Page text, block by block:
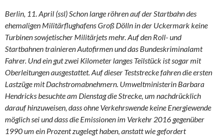
Berlin, 11. April (ssl) Schon lange röhren auf der Startbahn des
ehemaligen Militärflughafens Groß Dölln in der Uckermark keine
Turbinen sowjetischer Militärjets mehr. Auf den Roll- und
Startbahnen trainieren Autofirmen und das Bundeskriminalamt
Fahrer. Und ein gut zwei Kilometer langes Teilstück ist sogar mit
Oberleitungen ausgestattet. Auf dieser Teststrecke fahren die ersten
Lastzüge mit Dachstromabnehmern. Umweltministerin Barbara
Hendricks besuchte am Dienstag die Strecke, um nachdrücklich
darauf hinzuweisen, dass ohne Verkehrswende keine Energiewende
möglich sei und dass die Emissionen im Verkehr 2016 gegenüber
1990 um ein Prozent zugelegt haben, anstatt wie gefordert